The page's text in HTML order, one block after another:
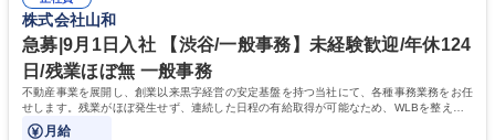
株式会社山和
急募|9月1日入社 【渋谷/一般事務】未経験歓迎/年休124
日/残業ほぼ無 一般事務
不動産事業を展開し、創業以来黒字経営の安定基盤を持つ当社にて、各種事務業務をお任
せします。残業がほぼ発生せず、連続した日程の有給取得が可能なため、WLBを整えた
い方にお勧めの環境です！
月給